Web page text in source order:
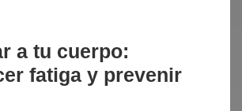
a tu cuerpo:
fatiga y prevenir